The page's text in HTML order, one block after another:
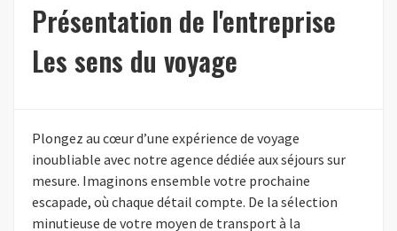
Présentation de l'entreprise
Les sens du voyage
Plongez au cœur d’une expérience de voyage
inoubliable avec notre agence dédiée aux séjours sur
mesure. Imaginons ensemble votre prochaine
escapade, où chaque détail compte. De la sélection
minutieuse de votre moyen de transport à la